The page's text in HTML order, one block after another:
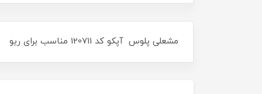
مشعلی پلوس آپکو کد 120711 مناسب برای ریو